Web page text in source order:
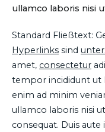
ullamco laboris nisi
Standard Fließtext:
Hyperlinks sind
amet, consectetur
tempor incididunt ut
enim ad minim
ullamco laboris nisi
consequat. Duis